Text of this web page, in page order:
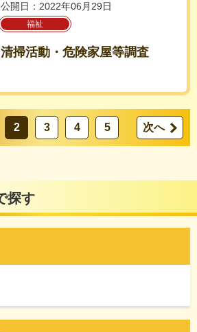
公開日：2022年06月29日
福祉
清掃活動・危険家屋等調査
2 3 4 5 次へ
探す